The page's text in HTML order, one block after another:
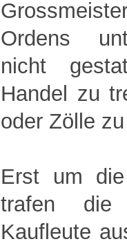
Ordens
nicht
Handel zu
oder Zölle
Erst um
trafen die
Kaufleute